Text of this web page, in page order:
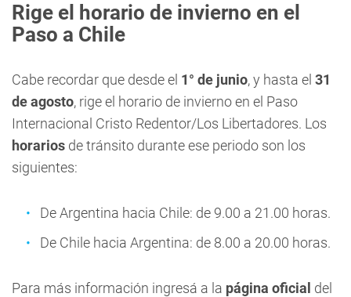
Rige el horario de invierno en el
Paso a Chile
Cabe recordar que desde el 1° de junio, y hasta el 31
de agosto, rige el horario de invierno en el Paso
Internacional Cristo Redentor/Los Libertadores. Los
horarios de tránsito durante ese periodo son los
siguientes:
De Argentina hacia Chile: de 9.00 a 21.00 horas.
De Chile hacia Argentina: de 8.00 a 20.00 horas.
Para más información ingresá a la página oficial del